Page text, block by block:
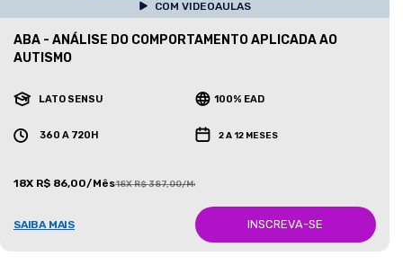
COM VIDEOAULAS
ABA - ANÁLISE DO COMPORTAMENTO APLICADA AO
AUTISMO
LATO SENSU 100% EAD
360 A 720H 2 A 12 MESES
18X R$ 86,00/Mês18X R$ 387,00/Mês
SAIBA MAIS INSCREVA-SE